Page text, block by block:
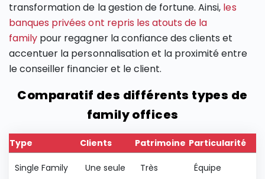
transformation de la gestion de fortune. Ainsi, les
banques privées ont repris les atouts de la
family pour regagner la confiance des clients et
accentuer la personnalisation et la proximité entre
le conseiller financier et le client.
Comparatif des différents types de
family offices
Type Clients Patrimoine Particularité
Single Family
Une seule
Très
Équipe